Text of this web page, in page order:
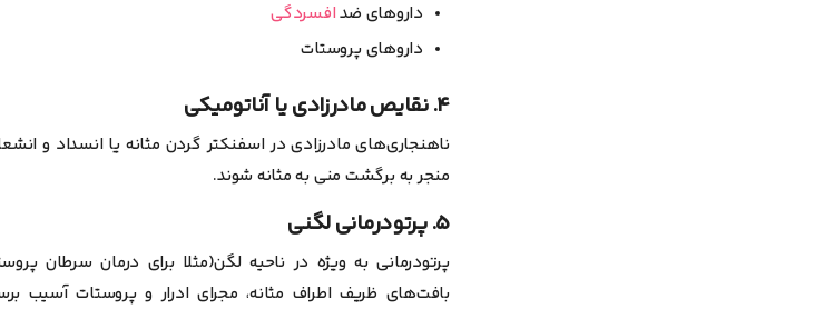
داروهای ضدافسردگی
داروهای پروستات
۴. نقایص مادرزادی یا آناتومیکی
ناهنجاری‌های مادرزادی در اسفنکتر گردن مثانه یا انسداد و
منجر به برگشت منی به مثانه شوند.
۵. پرتودرمانی لگنی
پرتودرمانی به ویژه در ناحیه لگن(مثلا برای درمان سرطان
بافت‌های ظریف اطراف مثانه، مجرای ادرار و پروستات آسیب